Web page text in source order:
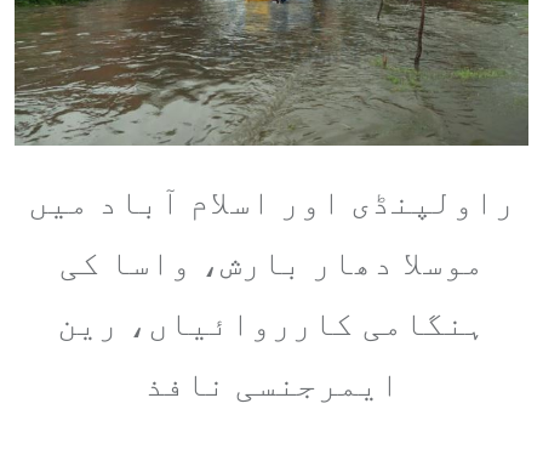
راولپنڈی اور اسلام آباد میں
موسلا دھار بارش، واسا کی
ہنگامی کارروائیاں، رین
ایمرجنسی نافذ